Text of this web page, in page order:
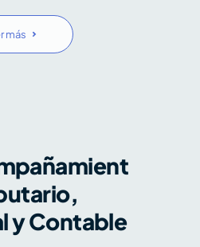
más
y Contable